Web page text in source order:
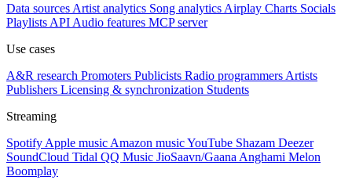
Data sources Artist analytics Song analytics Airplay Charts Socials
Playlists API Audio features MCP server
Use cases
A&R research Promoters Publicists Radio programmers Artists
Publishers Licensing & synchronization Students
Streaming
Spotify Apple music Amazon musicYouTube Shazam Deezer
SoundCloud Tidal QQ Music JioSaavn/Gaana Anghami Melon
Boomplay